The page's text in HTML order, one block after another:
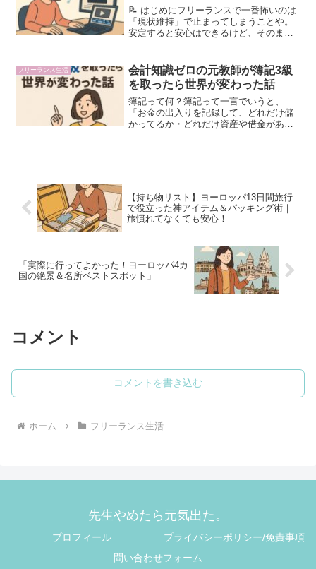
📝 はじめにフリーランスで一番怖いのは
「現状維持」で止まってしまうことや。
安定すると安心はできるけど、そのまま
本語教師のアピール動画づくりワイは最
近、オンライン日本...
フリーランス生活
会計知識ゼロの元教師が簿記3級
を取ったら世界が変わった話
簿記って何？簿記って一言でいうと、
「お金の出入りを記録して、どれだけ儲
かってるか・どれだけ資産や借金がある
【持ち物リスト】ヨーロッパ13日間旅行
で役立った神アイテム＆パッキング術｜
旅慣れてなくても安心！
「実際に行ってよかった！ヨーロッパ4カ
国の絶景＆名所ベストスポット」
コメント
コメントを書き込む
ホーム フリーランス生活
先生やめたら元気出た。
プロフィール
プライバシーポリシー/免責事項
問い合わせフォーム